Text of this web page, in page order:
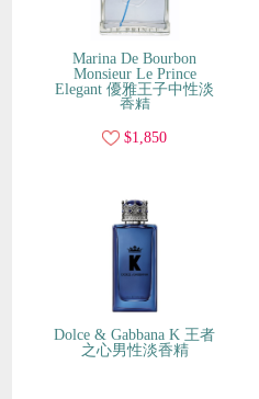
Marina De Bourbon
Monsieur Le Prince
Elegant 優雅王子中性淡
香精
$1,850
Dolce & Gabbana K 王者
之心男性淡香精